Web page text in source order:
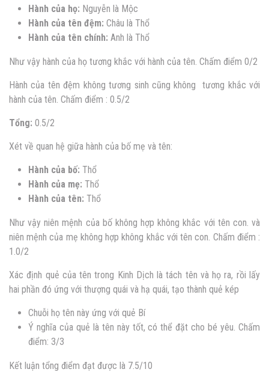
Hành của họ: Nguyễn là Mộc
Hành của tên đệm: Châu là Thổ
Hành của tên chính: Anh là Thổ
Như vậy hành của họ tương khắc với hành của tên. Chấm điểm 0/2
Hành của tên đệm không tương sinh cũng không tương khắc với
hành của tên. Chấm điểm : 0.5/2
Tổng: 0.5/2
Xét về quan hệ giữa hành của bố mẹ và tên:
Hành của bố: Thổ
Hành của mẹ: Thổ
Hành của tên: Thổ
Như vậy niên mệnh của bố không hợp không khắc với tên con. và
niên mệnh của mẹ không hợp không khắc với tên con. Chấm điểm :
1.0/2
Xác định quẻ của tên trong Kinh Dịch là tách tên và họ ra, rồi lấy
hai phần đó ứng với thượng quái và hạ quái, tạo thành quẻ kép
Chuỗi họ tên này ứng với quẻ Bí
Ý nghĩa của quẻ là tên này tốt, có thể đặt cho bé yêu. Chấm
điểm: 3/3
Kết luận tổng điểm đạt được là 7.5/10